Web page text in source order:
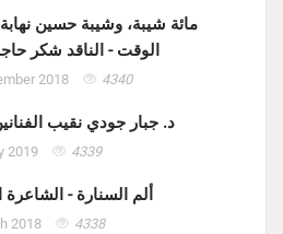
مائة شيبة، وشيبة حسين
الوقت - الناقد شكر
2018 4340
د. جبار جودي نقيب
2019 4339
ألم السنارة - الشاعرة
2018 4338